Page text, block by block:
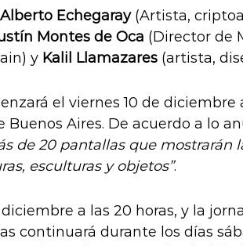
Echegaray(Artista,
Montes de Oca (Director de
y Kalil Llamazares (artista,
el viernes 10 de
Aires. De acuerdo a lo
de 20 pantallas que
esculturas y objetos”.
a las 20 horas, y la
continuará durante los días